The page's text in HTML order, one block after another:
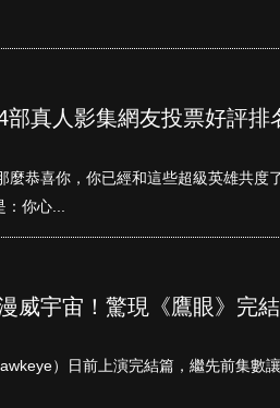
部真人影集網友投票好評排
恭喜你，你已經和這些超級英雄共度
你心...
威宇宙！驚現《鷹眼》完
）日前上演完結篇，繼先前集數